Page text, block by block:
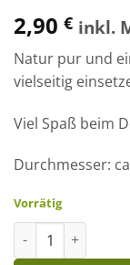
2,90 € inkl.
Natur pur und
vielseitig
Viel Spaß beim
Durchmesser:
Vorrätig
Mini Deko-Nest